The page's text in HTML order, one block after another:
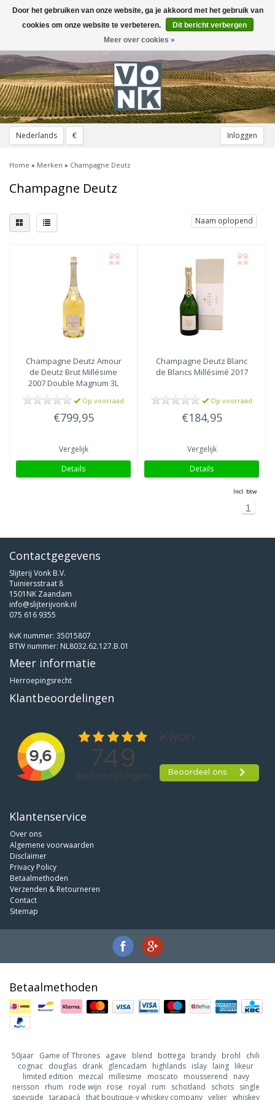
Nederlands € Inloggen
Toggle
navigation
Home » Merken » Champagne Deutz
Champagne Deutz
Naam oplopend
Champagne Deutz Amour
de Deutz Brut Millésime
2007 Double Magnum 3L
Op voorraad
€799,95
Vergelijk
Details
Champagne Deutz Blanc
de Blancs Millésimé 2017
Op voorraad
€184,95
Vergelijk
Details
Incl. btw
1
Contactgegevens
Slijterij Vonk B.V.
Tuiniersstraat 8
1501NK Zaandam
info@slijterijvonk.nl
075 616 9355
KvK nummer: 35015807
BTW nummer: NL8032.62.127.B.01
Meer informatie
Herroepingsrecht
Klantbeoordelingen
Klantenservice
Over ons
Algemene voorwaarden
Disclaimer
Privacy Policy
Betaalmethoden
Verzenden & Retourneren
Contact
Sitemap
Betaalmethoden
50jaar Game of Thrones agave blend bottega brandy brohl
chili
cognac douglas drank glencadam highlands islay laing likeur
limited edition
mezcal millesime moscato mousserend
navy
neisson
rhum rode wijn rose royal rum schotland schots
single
speyside tarapacá that boutique-y whiskey company velier whiskey
Door het gebruiken van onze website, ga je akkoord met het gebruik van
cookies om onze website te verbeteren.
Dit bericht verbergen
Meer over cookies »